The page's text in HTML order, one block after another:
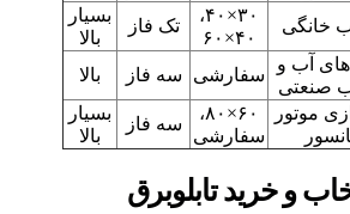
خانگی
۳۰×۴۰،
۴۰×۶۰
تک فاز
بسیار
بالا
های آب و
صنعتی
سفارشی سه فاز
بالا
موتور
۶۰×۸۰،
سفارشی
سه فاز
بسیار
بالا
و خرید تابلوبرق